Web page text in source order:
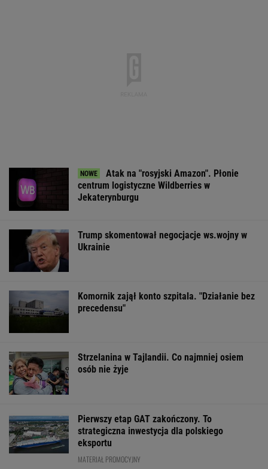
Atak na "rosyjski Amazon". Płonie
centrum logistyczne Wildberries w
Jekaterynburgu
Trump skomentował negocjacje ws.wojny w
Ukrainie
Komornik zajął konto szpitala. "Działanie bez
precedensu"
Strzelanina w Tajlandii. Co najmniej osiem
osób nie żyje
Pierwszy etap GAT zakończony. To
strategiczna inwestycja dla polskiego
eksportu
MATERIAŁ PROMOCYJNY